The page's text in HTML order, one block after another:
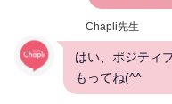
Chapli先生
はい、ポジティ
もってね(^^